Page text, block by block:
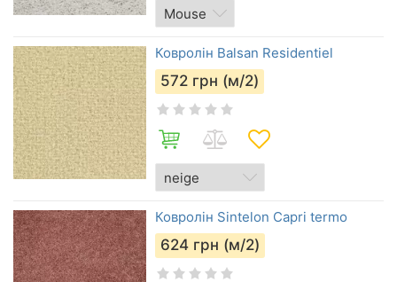
Ковролін Balsan Residentiel
572 грн (м/2)
Ковролін Sintelon Capri termo
624 грн (м/2)